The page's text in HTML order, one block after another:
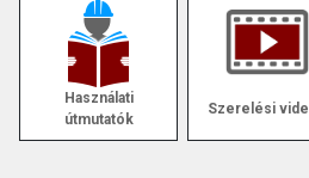
Használati
útmutatók
Szerelési